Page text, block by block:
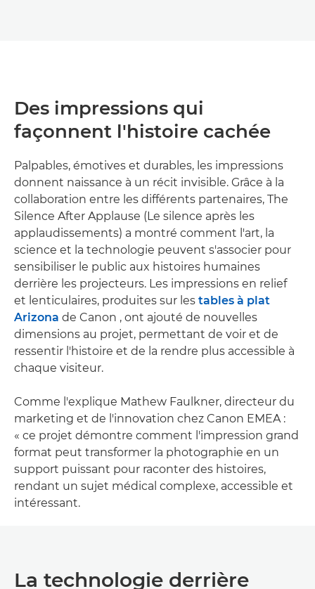
Des impressions qui
façonnent l'histoire cachée
Palpables, émotives et durables, les impressions
donnent naissance à un récit invisible. Grâce à la
collaboration entre les différents partenaires, The
Silence After Applause (Le silence après les
applaudissements) a montré comment l'art, la
science et la technologie peuvent s'associer pour
sensibiliser le public aux histoires humaines
derrière les projecteurs. Les impressions en relief
et lenticulaires, produites sur les tables à plat
Arizona de Canon , ont ajouté de nouvelles
dimensions au projet, permettant de voir et de
ressentir l'histoire et de la rendre plus accessible à
chaque visiteur.
Comme l'explique Mathew Faulkner, directeur du
marketing et de l'innovation chez Canon EMEA :
« ce projet démontre comment l'impression grand
format peut transformer la photographie en un
support puissant pour raconter des histoires,
rendant un sujet médical complexe, accessible et
intéressant.
La technologie derrière